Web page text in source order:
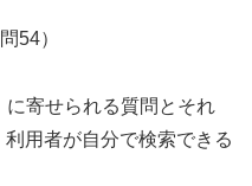
54）
に寄せられる質問とそれ
用者が自分で検索できる